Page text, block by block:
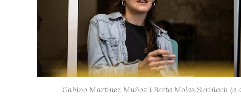
Gabino Martinez Muñoz i Berta Molas Suriñach (a